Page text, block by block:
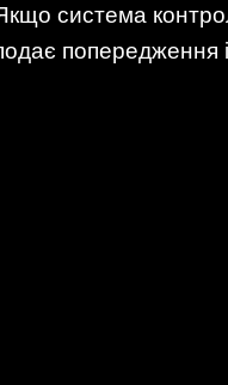
система
попередження